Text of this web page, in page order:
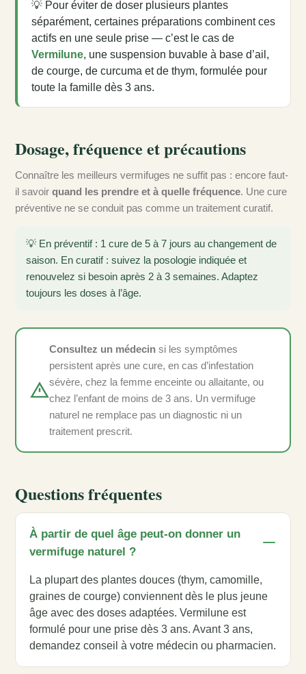
💡 Pour éviter de doser plusieurs plantes
séparément, certaines préparations combinent ces
actifs en une seule prise — c’est le cas de
Vermilune, une suspension buvable à base d’ail,
de courge, de curcuma et de thym, formulée pour
toute la famille dès 3 ans.
Dosage, fréquence et précautions
Connaître les meilleurs vermifuges ne suffit pas : encore faut-
il savoir quand les prendre et à quelle fréquence. Une cure
préventive ne se conduit pas comme un traitement curatif.
💡 En préventif : 1 cure de 5 à 7 jours au changement de
saison. En curatif : suivez la posologie indiquée et
renouvelez si besoin après 2 à 3 semaines. Adaptez
toujours les doses à l’âge.
Consultez un médecinsi les symptômes
persistent après une cure, en cas d’infestation
sévère, chez la femme enceinte ou allaitante, ou
chez l’enfant de moins de 3 ans. Un vermifuge
naturel ne remplace pas un diagnostic ni un
traitement prescrit.
Questions fréquentes
À partir de quel âge peut-on donner un
vermifuge naturel ?
La plupart des plantes douces (thym, camomille,
graines de courge) conviennent dès le plus jeune
âge avec des doses adaptées. Vermilune est
formulé pour une prise dès 3 ans. Avant 3 ans,
demandez conseil à votre médecin ou pharmacien.